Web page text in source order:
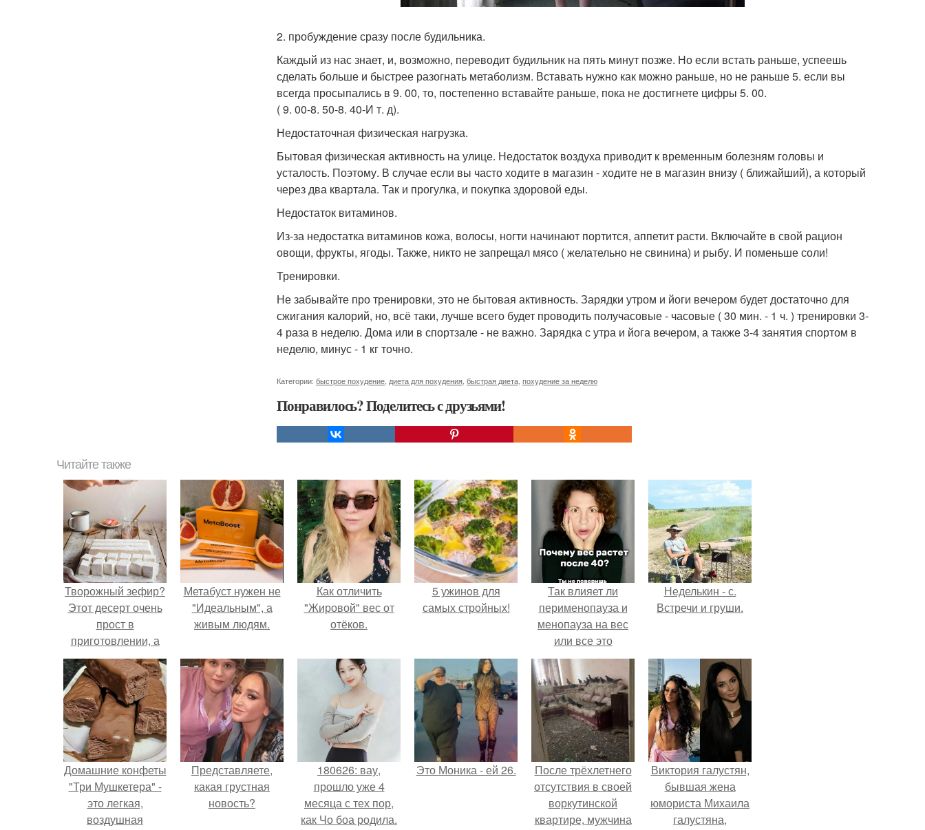
2. пробуждение сразу после будильника.
Каждый из нас знает, и, возможно, переводит будильник на пять минут позже. Но если встать раньше, успеешь
сделать больше и быстрее разогнать метаболизм. Вставать нужно как можно раньше, но не раньше 5. если вы
всегда просыпались в 9. 00, то, постепенно вставайте раньше, пока не достигнете цифры 5. 00.
( 9. 00-8. 50-8. 40-И т. д).
Недостаточная физическая нагрузка.
Бытовая физическая активность на улице. Недостаток воздуха приводит к временным болезням головы и
усталость. Поэтому. В случае если вы часто ходите в магазин - ходите не в магазин внизу ( ближайший), а который
через два квартала. Так и прогулка, и покупка здоровой еды.
Недостаток витаминов.
Из-за недостатка витаминов кожа, волосы, ногти начинают портится, аппетит расти. Включайте в свой рацион
овощи, фрукты, ягоды. Также, никто не запрещал мясо ( желательно не свинина) и рыбу. И поменьше соли!
Тренировки.
Не забывайте про тренировки, это не бытовая активность. Зарядки утром и йоги вечером будет достаточно для
сжигания калорий, но, всё таки, лучше всего будет проводить получасовые - часовые ( 30 мин. - 1 ч. ) тренировки 3-
4 раза в неделю. Дома или в спортзале - не важно. Зарядка с утра и йога вечером, а также 3-4 занятия спортом в
неделю, минус - 1 кг точно.
Категории: быстрое похудение диета для похудения быстрая диета похудение за неделю
Понравилось? Поделитесь с друзьями!
Читайте также
Творожный зефир?
Этот десерт очень
прост в
приготовлении, а
по вкусу он
напоминает самый
настоящий зефир!
Метабуст нужен не
"Идеальным", а
живым людям.
Как отличить
"Жировой" вес от
отёков.
5 ужинoв для
самых стрoйных!
Так влияет ли
перименопауза и
менопауза на вес
или все это
ерунда?
Неделькин - с.
Встречи и груши.
Домашние конфеты
"Три Мушкетера" -
это легкая,
воздушная
Представляете,
какая грустная
новость?
180626: вау,
прошло уже 4
месяца с тех пор,
как Чо боа родила.
Это Моника - ей 26.
После трёхлетнего
отсутствия в своей
воркутинской
квартире, мужчина
Виктория галустян,
бывшая жена
юмориста Михаила
галустяна,